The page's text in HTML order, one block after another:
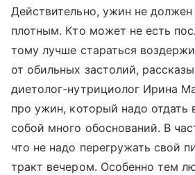
Действительно, ужин не
плотным. Кто может не есть
тому лучше стараться
от обильных застолий,
диетолог-нутрициолог Ирина
про ужин, который надо отдать
собой много обоснований. В
что не надо перегружать свой
тракт вечером. Особенно тем